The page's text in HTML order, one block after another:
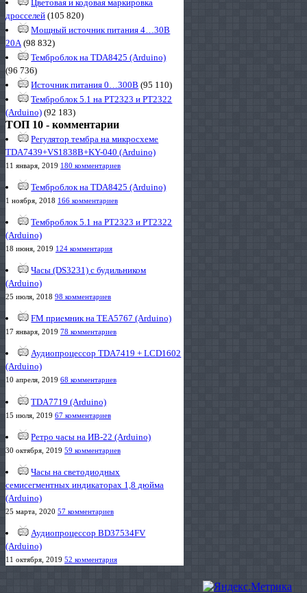
Цветовая и кодовая маркировка
дросселей (105 820)
Мощный источник питания 4…30В
20А (98 832)
Темброблок на TDA8425 (Arduino)
(96 736)
Источник питания 0…300В (95 110)
Темброблок 5.1 на PT2323 и PT2322
(Arduino) (92 183)
ТОП 10 - комментарии
Регулятор тембра на микросхеме
TDA7439+VS1838B+KY-040 (Arduino)
11 января, 2019 180 комментариев
Темброблок на TDA8425 (Arduino)
1 ноября, 2018 166 комментариев
Темброблок 5.1 на PT2323 и PT2322
(Arduino)
18 июня, 2019 124 комментария
Часы (DS3231) с будильником
(Arduino)
25 июля, 2018 98 комментариев
FM приемник на TEA5767 (Arduino)
17 января, 2019 78 комментариев
Аудиопроцессор TDA7419 + LCD1602
(Arduino)
10 апреля, 2019 68 комментариев
TDA7719 (Arduino)
15 июля, 2019 67 комментариев
Ретро часы на ИВ-22 (Arduino)
30 октября, 2019 59 комментариев
Часы на светодиодных
семисегментных индикаторах 1,8 дюйма
(Arduino)
25 марта, 2020 57 комментариев
Аудиопроцессор BD37534FV
(Arduino)
11 октября, 2019 52 комментария